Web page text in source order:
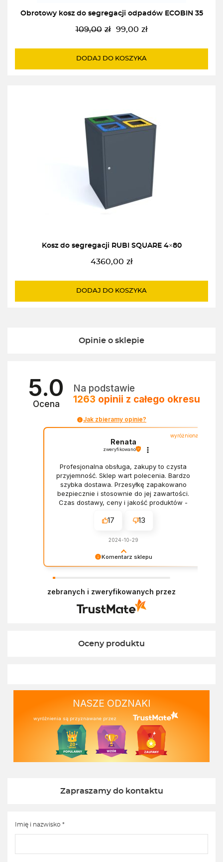
Obrotowy kosz do segregacji odpadów ECOBIN 35
109,00 zł
Pierwotna
wynosiła:
99,00 zł
Aktualna
wynosi:
DODAJ DO KOSZYKA
Kosz do segregacji RUBI SQUARE 4×80
4360,00 zł
DODAJ DO KOSZYKA
Opinie o sklepie
5.0
Ocena
Na podstawie
1263 opinii z całego okresu
Jak zbieramy opinie?
Komentarz sklepu
doświadczeniem. Z pozdrowieniami, Zespół
wyróżniona
Renata
zweryfikowano
Profesjonalna obsługa, zakupy to czysta
przyjemność. Sklep wart polecenia. Bardzo
szybka dostawa. Przesyłkę zapakowano
bezpiecznie i stosownie do jej zawartości.
Czas dostawy, ceny i jakość produktów -
17 13
2024-10-29
zebranych i zweryfikowanych przez
Oceny produktu
NASZE ODZNAKI
wyróżnienia są przyznawane przez
Zapraszamy do kontaktu
Imię i nazwisko *